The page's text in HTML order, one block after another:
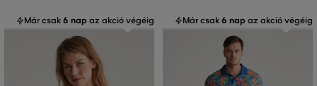
Már csak6 nap az akció végéig Már csak6 nap az akció végéig